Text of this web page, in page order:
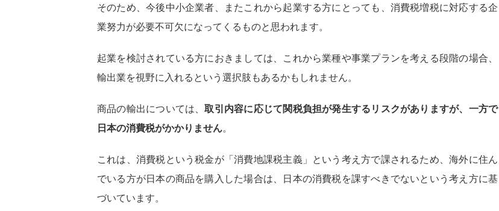
そのため、今後中小企業者、またこれから起業する方にとっても、消費税増税に対応する企
業努力が必要不可欠になってくるものと思われます。
起業を検討されている方におきましては、これから業種や事業プランを考える段階の場合、
輸出業を視野に入れるという選択肢もあるかもしれません。
商品の輸出については、取引内容に応じて関税負担が発生するリスクがありますが、一方で
日本の消費税がかかりません。
これは、消費税という税金が「消費地課税主義」という考え方で課されるため、海外に住ん
でいる方が日本の商品を購入した場合は、日本の消費税を課すべきでないという考え方に基
づいています。